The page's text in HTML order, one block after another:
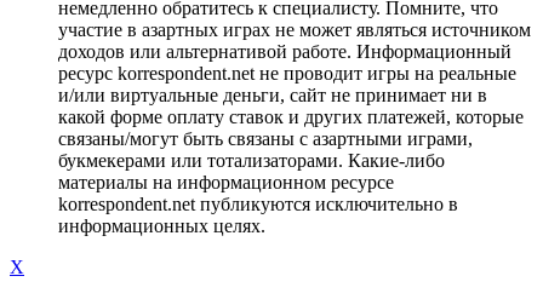
немедленно обратитесь к специалисту. Помните, что
участие в азартных играх не может являться источником
доходов или альтернативой работе. Информационный
ресурс korrespondent.net не проводит игры на реальные
и/или виртуальные деньги, сайт не принимает ни в
какой форме оплату ставок и других платежей, которые
связаны/могут быть связаны с азартными играми,
букмекерами или тотализаторами. Какие-либо
материалы на информационном ресурсе
korrespondent.net публикуются исключительно в
информационных целях.
X